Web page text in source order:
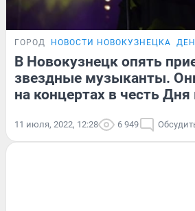
ГОРОД НОВОСТИ НОВОКУЗНЕЦКА
В Новокузнецк опять
звездные музыканты.
на концертах в честь Дня
11 июля, 2022, 12:28 6 949